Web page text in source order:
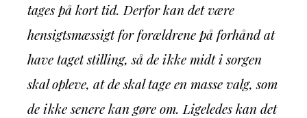
tages på kort tid. Derfor kan det være
hensigtsmæssigt for forældrene på forhånd at
have taget stilling, så de ikke midt i sorgen
skal opleve, at de skal tage en masse valg, som
de ikke senere kan gøre om. Ligeledes kan det